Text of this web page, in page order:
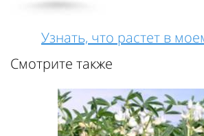
Узнать, что растет в
Смотрите также